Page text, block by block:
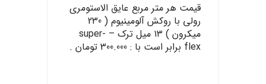
قیمت هر متر مربع عایق الاستومری
رولی با روکش آلومینیوم ( 230
میکرون ) ۱۳ میل ترک – super-
flex برابر است با : 300.000 تومان .